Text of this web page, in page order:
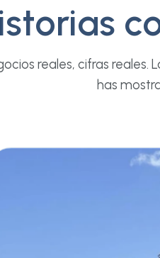
reales, cifras
has